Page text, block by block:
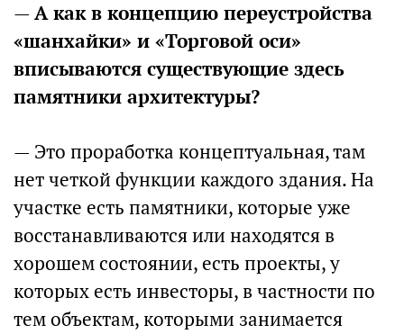
—А как в концепцию переустройства
«шанхайки» и «Торговой оси»
вписываются существующие здесь
памятники архитектуры?
— Это проработка концептуальная, там
нет четкой функции каждого здания. На
участке есть памятники, которые уже
восстанавливаются или находятся в
хорошем состоянии, есть проекты, у
которых есть инвесторы, в частности по
тем объектам, которыми занимается